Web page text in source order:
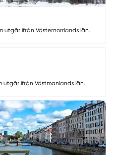
utgår ifrån Västernorrlands län.
utgår ifrån Västmanlands län.